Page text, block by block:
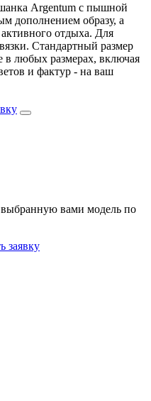
Argentum с пышной
дополнением образу, а
отдыха. Для
Стандартный размер
в любых размерах, включая
и фактур - на ваш
вами модель по
заявку